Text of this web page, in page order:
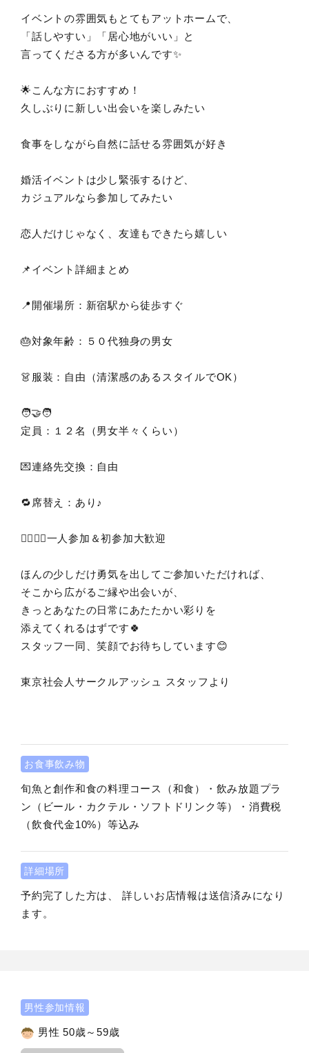
イベントの雰囲気もとてもアットホームで、
「話しやすい」「居心地がいい」と
言ってくださる方が多いんです✨
🌟こんな方におすすめ！
久しぶりに新しい出会いを楽しみたい
食事をしながら自然に話せる雰囲気が好き
婚活イベントは少し緊張するけど、
カジュアルなら参加してみたい
恋人だけじゃなく、友達もできたら嬉しい
📌イベント詳細まとめ
📍開催場所：新宿駅から徒歩すぐ
🎂対象年齢：５０代独身の男女
👗服装：自由（清潔感のあるスタイルでOK）
🧑‍🤝‍🧑
定員：１２名（男女半々くらい）
💌連絡先交換：自由
🔁席替え：あり♪
🙋‍♂️🙋‍♀️一人参加＆初参加大歓迎
ほんの少しだけ勇気を出してご参加いただければ、
そこから広がるご縁や出会いが、
きっとあなたの日常にあたたかい彩りを
添えてくれるはずです🍀
スタッフ一同、笑顔でお待ちしています😊
東京社会人サークルアッシュ スタッフより
お食事飲み物
旬魚と創作和食の料理コース（和食）・飲み放題プラ
ン（ビール・カクテル・ソフトドリンク等）・消費税
（飲食代金10%）等込み
詳細場所
予約完了した方は、 詳しいお店情報は送信済みになり
ます。
男性参加情報
男性 50歳～59歳